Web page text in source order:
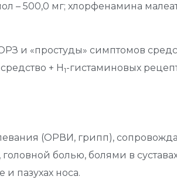
– 500,0 мг; хлорфенамина малеат
и «простуды» симптомов
+ Н1-гистаминовых
(ОРВИ, грипп),
болью, болями в
пазухах носа.